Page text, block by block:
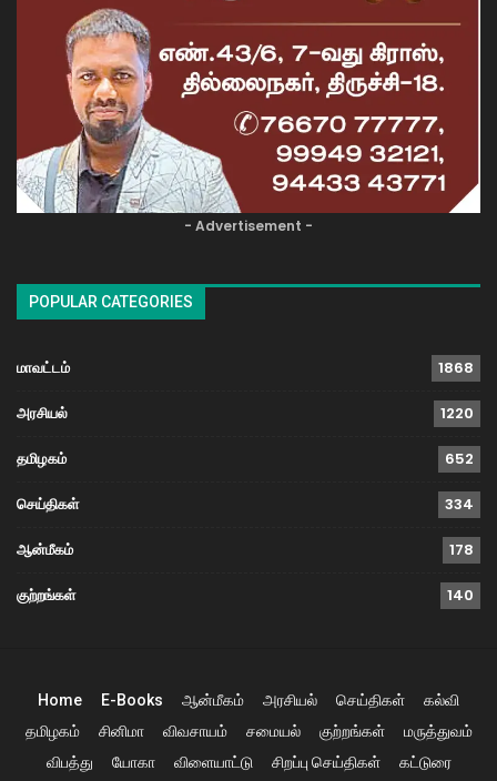
- Advertisement -
POPULAR CATEGORIES
மாவட்டம் 1868
அரசியல் 1220
தமிழகம் 652
செய்திகள் 334
ஆன்மீகம் 178
குற்றங்கள் 140
Home E-Books ஆன்மீகம் அரசியல் செய்திகள்
கல்வி
தமிழகம்
சினிமா விவசாயம் சமையல் குற்றங்கள்
மருத்துவம்
விபத்து
யோகா விளையாட்டு சிறப்பு செய்திகள் கட்டுரை